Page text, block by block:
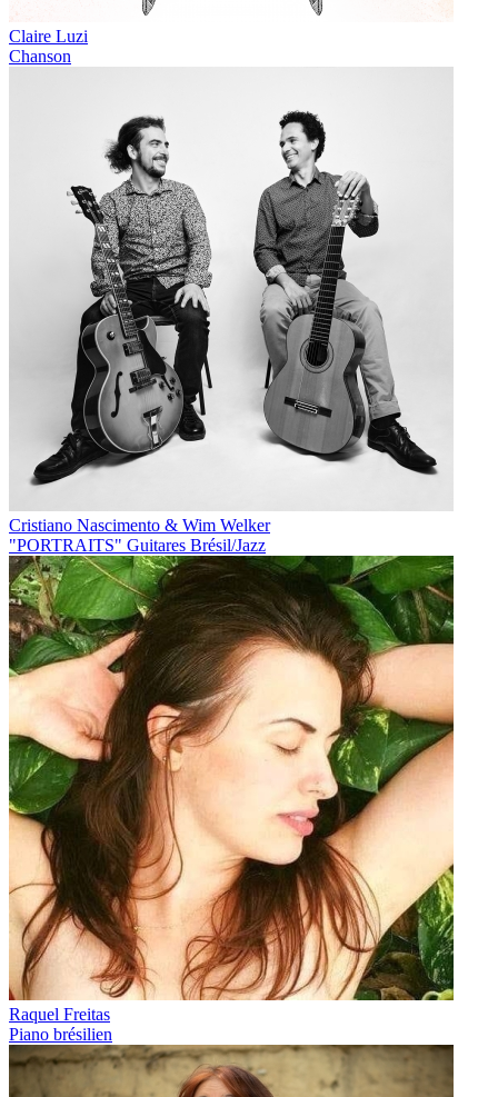
Claire Luzi
Chanson
Cristiano Nascimento & Wim Welker
"PORTRAITS" Guitares Brésil/Jazz
Raquel Freitas
Piano brésilien